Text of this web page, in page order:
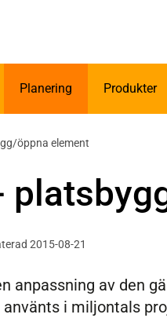
Planering Produkter
öppna element
2015-08-21
anpassning av den
i miljontals